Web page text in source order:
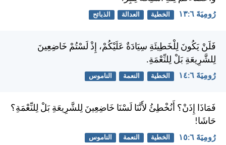
رُومِيَةَ ٦:‏١٣ الخطية العدالة الذبائح
فَلَنْ يَكُونَ لِلْخَطِيئَةِ سِيَادَةٌ عَلَيْكُمْ، إِذْ لَسْتُمْ خَاضِعِينَ
لِلشَّرِيعَةِ بَلْ لِلنِّعْمَةِ.
رُومِيَةَ ٦:‏١٤ الخطية النعمة الناموس
فَمَاذَا إِذَنْ؟ أَنُخْطِئُ لأَنَّنَا لَسْنَا خَاضِعِينَ لِلشَّرِيعَةِ بَلْ لِلنِّعْمَةِ؟
حَاشَا!
رُومِيَةَ ٦:‏١٥ الخطية النعمة الناموس